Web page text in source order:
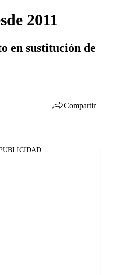
2011
en sustitución de
Compartir